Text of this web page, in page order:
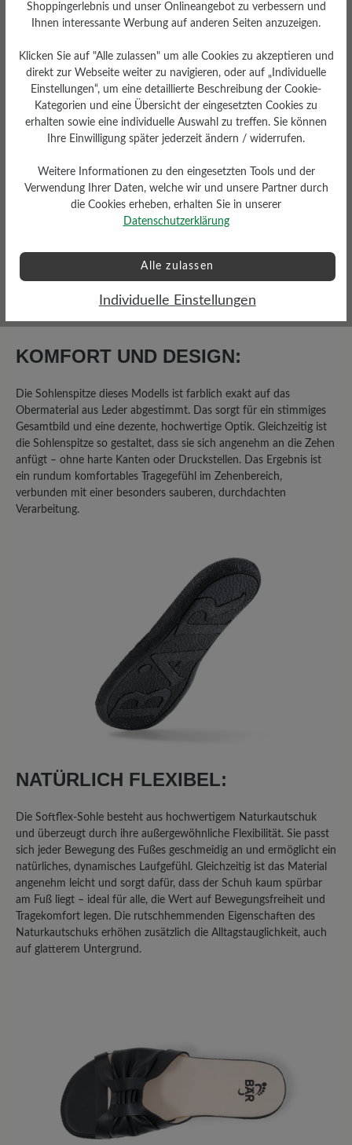
Bewertungen lesen
1 von 1 Bewertungen
Durchschnittliche Bewertung
4 von 5 Sternen
Unbefriedigend (0)
Bewerten Sie dieses Produkt!
Teilen Sie Ihre Erfahrungen mit anderen
Kunden.
27. Juni 2025 11:41
Bewertung mit 4 von 5 Sternen
Tiana Pantolette
Da ich Probleme mit beidseitigem
dadurch im vorderen Bereich sehr breit
sind, sind die Schuhe für mich etwas
schmal, ich hoffe, sie werden sich noch
weiten und sich anpassen. Ansonsten
sind die Pantoletten sehr schön und
weich.
KOMFORT UND DESIGN:
Die Sohlenspitze dieses Modells ist farblich exakt auf das
Obermaterial aus Leder abgestimmt. Das sorgt für ein stimmiges
Gesamtbild und eine dezente, hochwertige Optik. Gleichzeitig ist
die Sohlenspitze so gestaltet, dass sie sich angenehm an die Zehen
anfügt – ohne harte Kanten oder Druckstellen. Das Ergebnis ist
ein rundum komfortables Tragegefühl im Zehenbereich,
verbunden mit einer besonders sauberen, durchdachten
Verarbeitung.
NATÜRLICH FLEXIBEL:
Die Softflex-Sohle besteht aus hochwertigem Naturkautschuk
und überzeugt durch ihre außergewöhnliche Flexibilität. Sie passt
sich jeder Bewegung des Fußes geschmeidig an und ermöglicht ein
natürliches, dynamisches Laufgefühl. Gleichzeitig ist das Material
angenehm leicht und sorgt dafür, dass der Schuh kaum spürbar
am Fuß liegt – ideal für alle, die Wert auf Bewegungsfreiheit und
Tragekomfort legen. Die rutschhemmenden Eigenschaften des
Naturkautschuks erhöhen zusätzlich die Alltagstauglichkeit, auch
auf glatterem Untergrund.
Shoppingerlebnis und unser Onlineangebot zu verbessern und
Ihnen interessante Werbung auf anderen Seiten anzuzeigen.
Klicken Sie auf "Alle zulassen" um alle Cookies zu akzeptieren und
direkt zur Webseite weiter zu navigieren, oder auf „Individuelle
Einstellungen“, um eine detaillierte Beschreibung der Cookie-
Kategorien und eine Übersicht der eingesetzten Cookies zu
erhalten sowie eine individuelle Auswahl zu treffen. Sie können
Ihre Einwilligung später jederzeit ändern / widerrufen.
Weitere Informationen zu den eingesetzten Tools und der
Verwendung Ihrer Daten, welche wir und unsere Partner durch
die Cookies erheben, erhalten Sie in unserer
Datenschutzerklärung
Alle zulassen
Individuelle Einstellungen